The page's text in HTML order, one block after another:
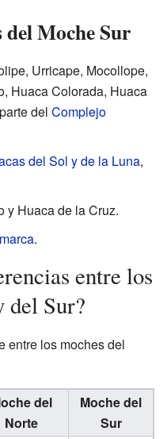
Moche Sur
Urricape, Mocollope,
Huaca Colorada, Huaca
del Complejo
del Sol y de la Luna,
y Huaca de la Cruz.
.
entre los
del Sur?
entre los moches del
del
Norte
Moche del
Sur